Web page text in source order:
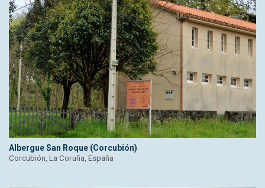
Albergue San Roque (Corcubión)
Corcubión, La Coruña, España